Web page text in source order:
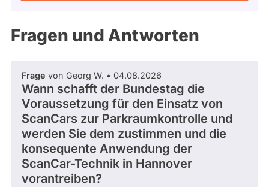
Mandaten
werden
Fragen und Antworten
Frage von Georg W. • 04.08.2026
Wann schafft der Bundestag die
Voraussetzung für den Einsatz von
ScanCars zur Parkraumkontrolle und
werden Sie dem zustimmen und die
konsequente Anwendung der
ScanCar-Technik in Hannover
vorantreiben?